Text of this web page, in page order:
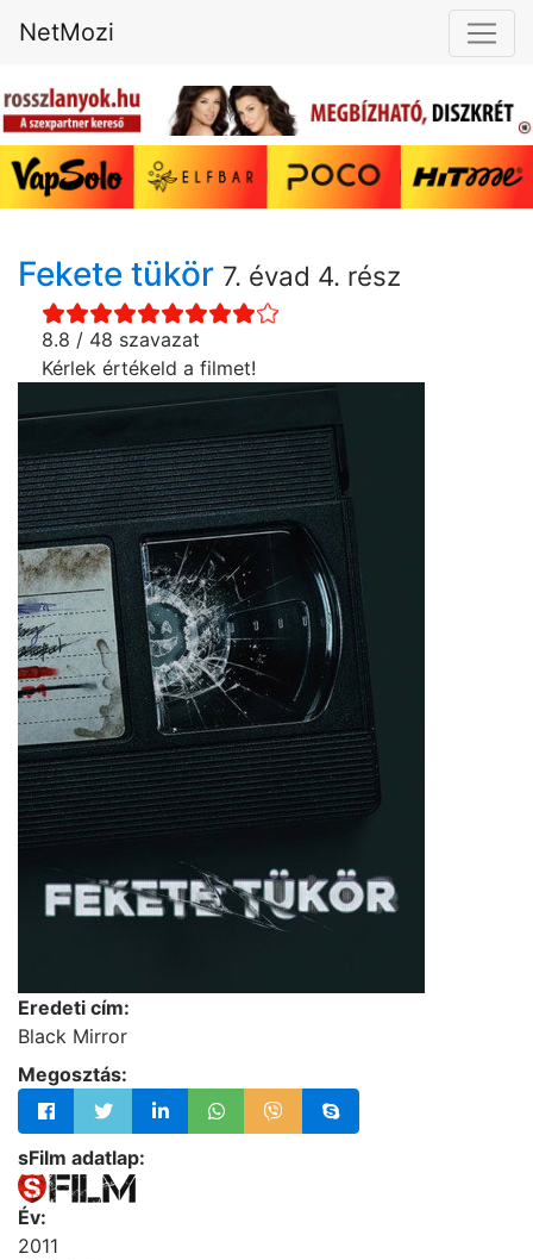
NetMozi
Fekete tükör 7. évad 4. rész
8.8 / 48 szavazat
Kérlek értékeld a filmet!
Eredeti cím:
Black Mirror
Megosztás:
sFilm adatlap:
Év:
2011